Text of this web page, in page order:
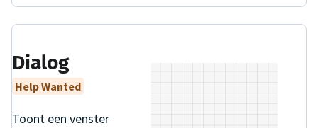
Dialog
Help Wanted
Toont een venster